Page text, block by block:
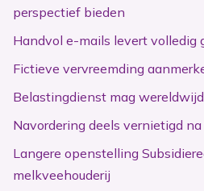
perspectief bieden
Handvol e-mails levert volledig
Fictieve vervreemding
Belastingdienst mag
Navordering deels vernietigd
Langere openstelling
melkveehouderij